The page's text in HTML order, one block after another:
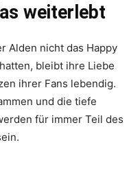
weiterlebt
Alden nicht das Happy
bleibt ihre Liebe
ihrer Fans lebendig.
und die tiefe
für immer Teil des